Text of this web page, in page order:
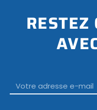
RESTEZ